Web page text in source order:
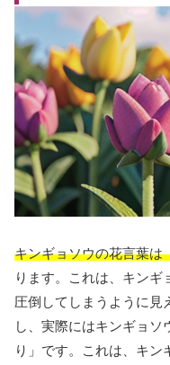
キンギョソウの花言葉は
ります。これは、キンギ
圧倒してしまうように見
し、実際にはキンギョ
り」です。これは、キン